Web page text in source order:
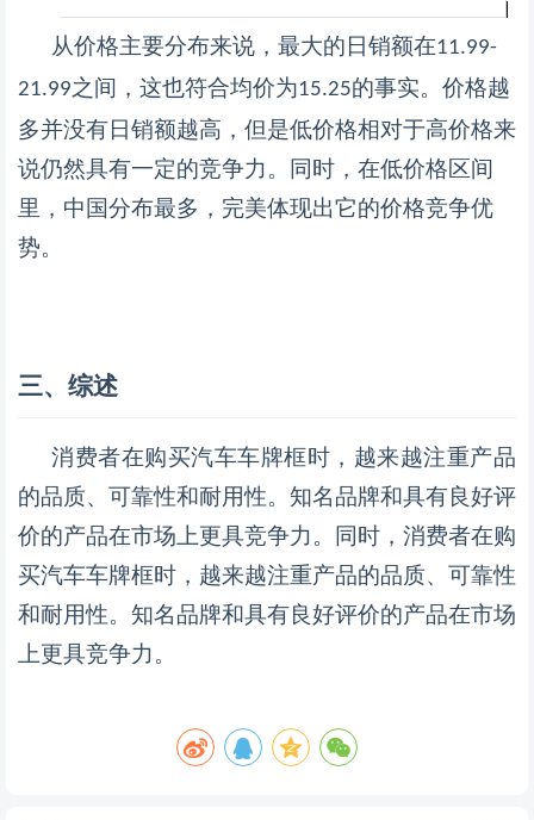
从价格主要分布来说，最大的日销额在11.99-
21.99之间，这也符合均价为15.25的事实。价格越
多并没有日销额越高，但是低价格相对于高价格来
说仍然具有一定的竞争力。同时，在低价格区间
里，中国分布最多，完美体现出它的价格竞争优
势。
三、综述
消费者在购买汽车车牌框时，越来越注重产品
的品质、可靠性和耐用性。知名品牌和具有良好评
价的产品在市场上更具竞争力。同时，消费者在购
买汽车车牌框时，越来越注重产品的品质、可靠性
和耐用性。知名品牌和具有良好评价的产品在市场
上更具竞争力。